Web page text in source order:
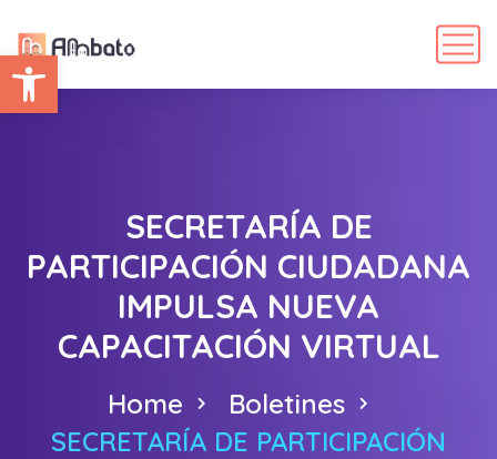
Abrir barra de herramientas
SECRETARÍA DE
PARTICIPACIÓN CIUDADANA
IMPULSA NUEVA
CAPACITACIÓN VIRTUAL
Home
Boletines
SECRETARÍA DE PARTICIPACIÓN